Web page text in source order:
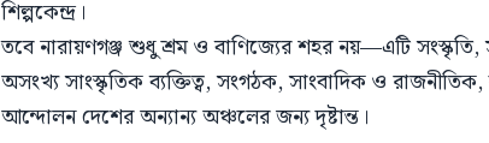
শিল্পকেন্দ্র।
তবে নারায়ণগঞ্জ শুধু শ্রম ও বাণিজ্যের শহর নয়—এটি
অসংখ্য সাংস্কৃতিক ব্যক্তিত্ব, সংগঠক, সাংবাদিক ও রাজনীতিক,
আন্দোলন দেশের অন্যান্য অঞ্চলের জন্য দৃষ্টান্ত।